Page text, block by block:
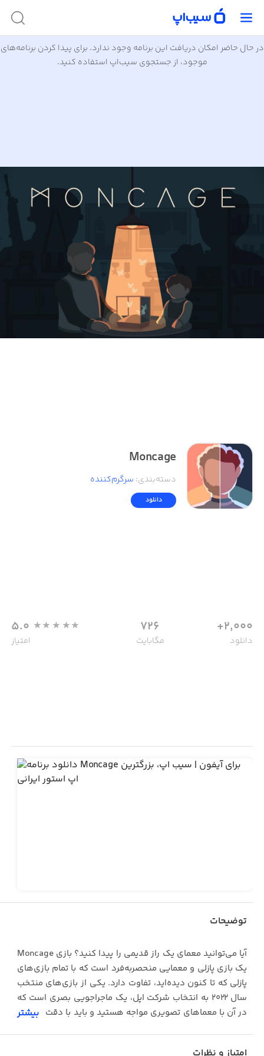
در حال حاضر امکان دریافت این برنامه وجود ندارد. برای پیدا کردن برنامه‌های
موجود، از جستجوی سیب‌اپ استفاده کنید.
Moncage
دسته‌بندی: سرگرم‌کننده
دانلود
2,000+
دانلود
726
مگابایت
5.0
امتیاز
توضیحات
آیا می‌توانید معمای یک راز قدیمی را پیدا کنید؟ بازی Moncage
یک بازی پازلی و معمایی منحصربه‌فرد است که با تمام بازی‌های
پازلی که تا کنون دیده‌اید، تفاوت دارد. یکی از بازی‌های منتخب
سال ۲۰۲۲ به انتخاب شرکت اپل، یک ماجراجویی بصری است که
در آن با معماهای تصویری مواجه هستید و باید با دقت و تمرکز
بیشتر